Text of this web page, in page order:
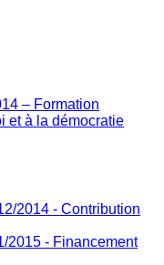
– Formation
et à la démocratie
2014 - Contribution
2015 - Financement